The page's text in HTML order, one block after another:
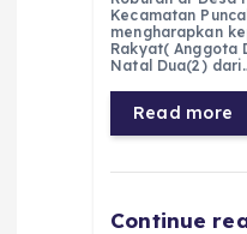
e
b
o
o
k
ts
A
p
p
Kecamatan
mengharapkan
Rakyat( Anggota
Natal Dua(2)
Read more
Continue